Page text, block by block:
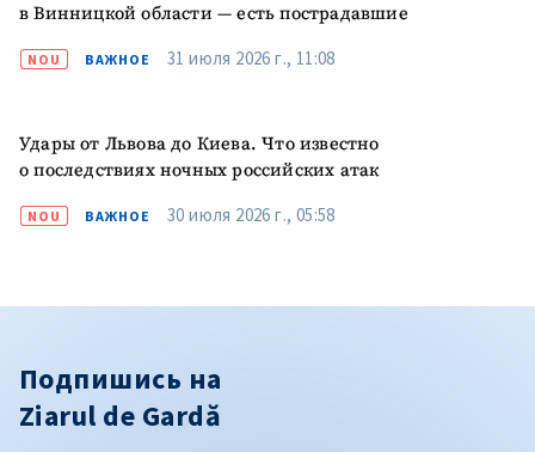
в Винницкой области — есть пострадавшие
NOU ВАЖНОЕ 31 июля 2026 г., 11:08
Удары от Львова до Киева. Что известно
о последствиях ночных российских атак
NOU ВАЖНОЕ 30 июля 2026 г., 05:58
Подпишись на
Ziarul de Gardă